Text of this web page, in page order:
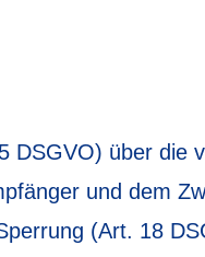
über die
und dem
(Art. 18